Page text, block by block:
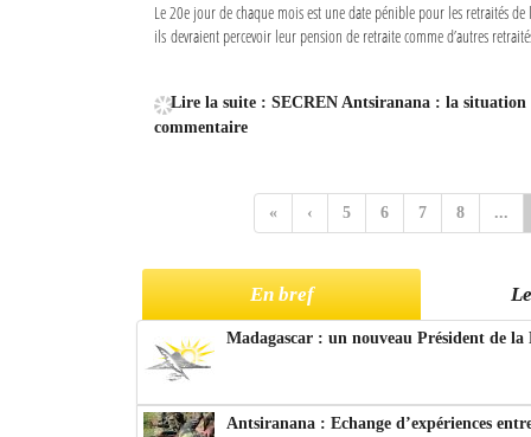
Le 20e jour de chaque mois est une date pénible pour les retraités de
ils devraient percevoir leur pension de retraite comme d’autres
Lire la suite : SECREN Antsiranana : la situation
commentaire
« ‹ 5 6 7 8 ...
En bref
Madagascar : un nouveau Président de
Antsiranana : Echange d’expériences